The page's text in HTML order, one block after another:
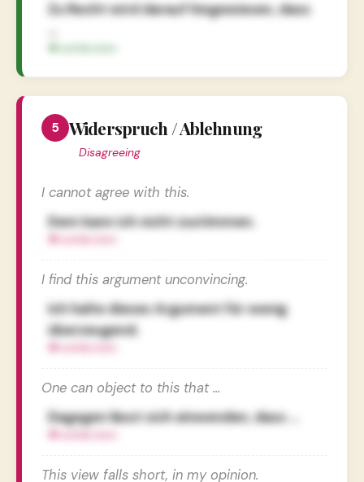
Zu Recht wird darauf hingewiesen, dass
5 Widerspruch / Ablehnung
Disagreeing
I cannot agree with this.
Dem kann ich nicht zustimmen.
I find this argument unconvincing.
Ich halte dieses Argument für wenig
überzeugend.
One can object to this that …
Dagegen lässt sich einwenden, dass …
This view falls short, in my opinion.